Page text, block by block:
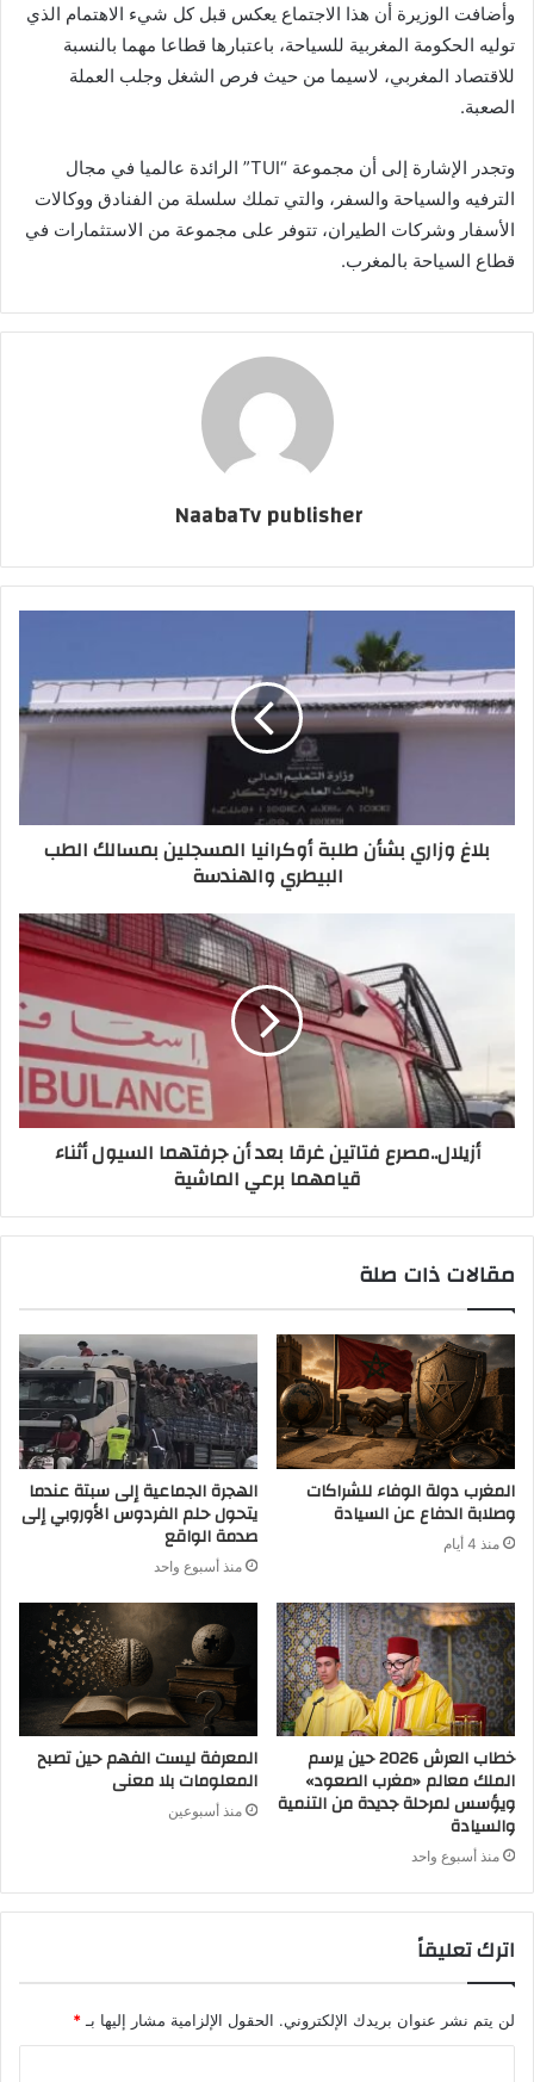
وأضافت الوزيرة أن هذا الاجتماع يعكس قبل كل شيء الاهتمام الذي
توليه الحكومة المغربية للسياحة، باعتبارها قطاعا مهما بالنسبة
للاقتصاد المغربي، لاسيما من حيث فرص الشغل وجلب العملة
الصعبة.
وتجدر الإشارة إلى أن مجموعة “TUI” الرائدة عالميا في مجال
الترفيه والسياحة والسفر، والتي تملك سلسلة من الفنادق ووكالات
الأسفار وشركات الطيران، تتوفر على مجموعة من الاستثمارات في
قطاع السياحة بالمغرب.
NaabaTv publisher
بلاغ وزاري بشأن طلبة أوكرانيا المسجلين بمسالك الطب
البيطري والهندسة
أزيلال..مصرع فتاتين غرقا بعد أن جرفتهما السيول أثناء
قيامهما برعي الماشية
مقالات ذات صلة
المغرب دولة الوفاء للشراكات
وصلابة الدفاع عن السيادة
منذ 4 أيام
الهجرة الجماعية إلى سبتة عندما
يتحول حلم الفردوس الأوروبي إلى
صدمة الواقع
منذ أسبوع واحد
خطاب العرش 2026 حين يرسم
الملك معالم «مغرب الصعود»
ويؤسس لمرحلة جديدة من التنمية
والسيادة
منذ أسبوع واحد
المعرفة ليست الفهم حين تصبح
المعلومات بلا معنى
منذ أسبوعين
اترك تعليقاً
لن يتم نشر عنوان بريدك الإلكتروني. الحقول الإلزامية مشار إليها بـ*